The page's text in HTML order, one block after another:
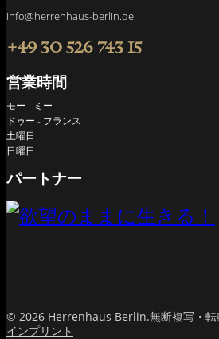
info@herrenhaus-berlin.de
+49 30 526 743 15
営業時間
モー - ミー
ドゥー - フランス
土曜日
日曜日
パートナー
© 2026 Herrenhaus Berlin.無断複写・転
インプリント